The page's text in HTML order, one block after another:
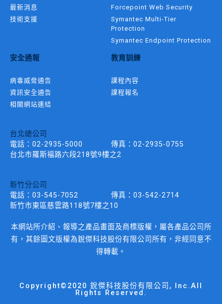
最新消息
技術支援
Forcepoint Web Security
Symantec Multi-Tier
Protection
Symantec Endpoint Protection
安全通報
病毒威脅通告
資訊安全通告
相關網站連結
教育訓練
課程內容
課程報名
台北總公司
電話： 02-2935-5000 傳真： 02-2935-0755
台北市羅斯褔路六段218號9樓之2
新竹分公司
電話： 03-545-7052 傳真： 03-542-2714
新竹市東區慈雲路118號7樓之10
本網站所介紹、報導之產品畫面及商標版權，屬各產品公司所
有，其餘圖文版權為銳傑科技股份有限公司所有，非經同意不
得轉載。
Copyright©2020 銳傑科技股份有限公司, Inc.All
Rights Reserved.